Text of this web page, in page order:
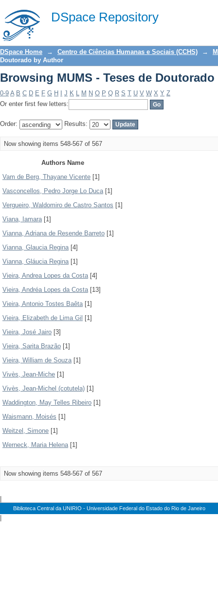
DSpace Repository
Browsing MUMS - Teses de
DSpace Home → Centro de Ciências Humanas e Sociais (CCHS) →
Doutorado by Author
Browsing MUMS - Teses de
0-9 A B C D E F G H J K L M N O P Q R S T U V W X Y Z
Or enter first few letters:
Order: Results:
Now showing items 548-567 of 567
Authors Name
Vam de Berg, Thayane Vicente [1]
Vasconcellos, Pedro Jorge Lo Duca[1]
Vergueiro, Waldomiro de Castro Santos [1]
Viana, Iamara[1]
Vianna, Adriana de Resende Barreto [1]
Vianna, Glaucia Regina[4]
Vianna, Gláucia Regina[1]
Vieira, Andrea Lopes da Costa[4]
Vieira, Andréa Lopes da Costa[13]
Vieira, Antonio Tostes Baêta[1]
Vieira, Elizabeth de Lima Gil
[1]
Vieira, José Jairo [3]
Vieira, Sarita Brazão [1]
Vieira, William de Souza[1]
Vivès, Jean-Miche [1]
Vivès, Jean-Michel (cotutela) [1]
Waddington, May Telles Ribeiro [1]
Waismann, Moisés [1]
Weitzel, Simone [1]
Werneck, Maria Helena[1]
Now showing items 548-567 of 567
Biblioteca Central da UNIRIO - Universidade Federal do Estado do Rio de Janeiro